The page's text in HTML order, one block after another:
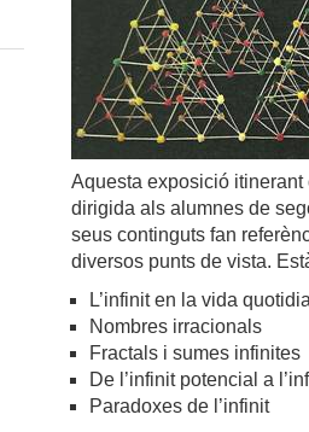
Aquesta exposició itinerant
dirigida als alumnes de
seus continguts fan
diversos punts de vista.
L’infinit en la vida
Nombres irracionals
Fractals i sumes infinites
De l’infinit potencial a
Paradoxes de l’infinit